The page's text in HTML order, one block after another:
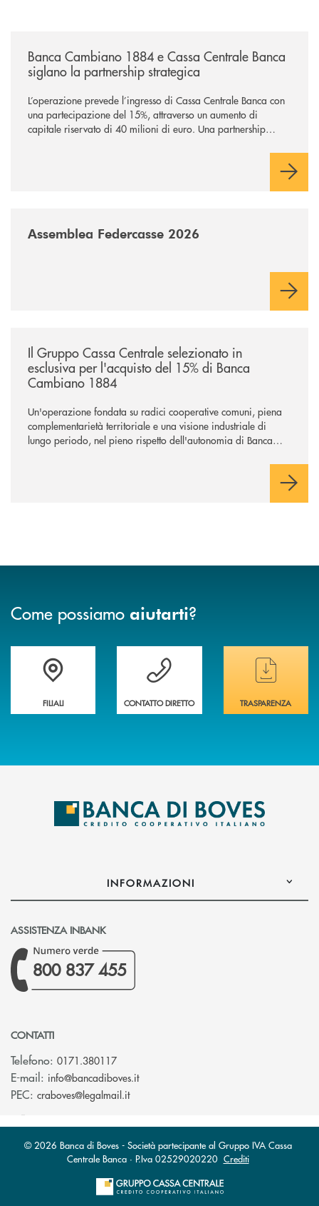
Banca Cambiano 1884 e Cassa Centrale Banca
siglano la partnership strategica
L’operazione prevede l’ingresso di Cassa Centrale Banca con
una partecipazione del 15%, attraverso un aumento di
capitale riservato di 40 milioni di euro. Una partnership
comuni e sulla prossimità ai territori, per ampliare l’offerta e
Assemblea Federcasse 2026
Il Gruppo Cassa Centrale selezionato in
esclusiva per l'acquisto del 15% di Banca
Cambiano 1884
Un'operazione fondata su radici cooperative comuni, piena
complementarietà territoriale e una visione industriale di
lungo periodo, nel pieno rispetto dell'autonomia di Banca
negoziazione esclusiva per la finalizzazione dell’operazione.
Come possiamo aiutarti?
Trova la filiale&nbsp; più vicina a te
FILIALI
Hai bisogno di assistenza immediata ?
CONTATTO DIRETTO
Hai bisogno di
TRASPARENZA
INFORMAZIONI
ASSISTENZA INBANK
800 837 455
CONTATTI
Telefono: 0171.380117
E-mail: info@bancadiboves.it(si apre l’app di posta elettronica)
PEC: craboves@legalmail.it(si apre l’app di posta elettronica)
© 2026 Banca di Boves - Società partecipante al Gruppo IVA Cassa
Centrale Banca · P.Iva 02529020220 Crediti